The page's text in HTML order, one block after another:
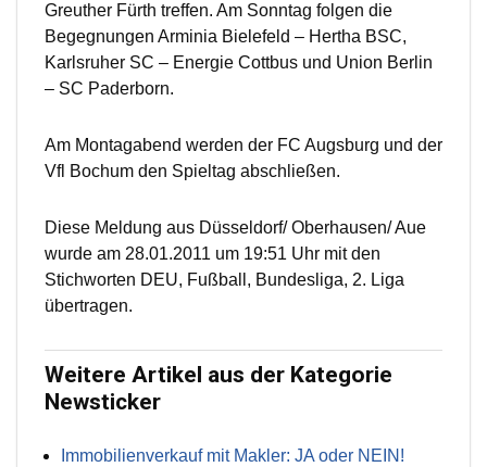
Greuther Fürth treffen. Am Sonntag folgen die
Begegnungen Arminia Bielefeld – Hertha BSC,
Karlsruher SC – Energie Cottbus und Union Berlin
– SC Paderborn.
Am Montagabend werden der FC Augsburg und der
Vfl Bochum den Spieltag abschließen.
Diese Meldung aus Düsseldorf/ Oberhausen/ Aue
wurde am 28.01.2011 um 19:51 Uhr mit den
Stichworten DEU, Fußball, Bundesliga, 2. Liga
übertragen.
Weitere Artikel aus der Kategorie
Newsticker
Immobilienverkauf mit Makler: JA oder NEIN!